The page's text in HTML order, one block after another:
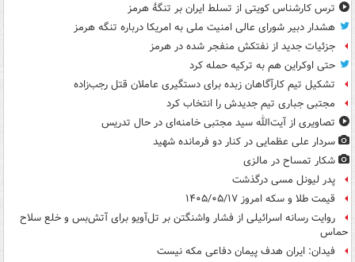
ترس کارشناس کویتی از تسلط ایران بر تنگۀ هرمز
هشدار دبیر شورای عالی امنیت ملی به امریکا درباره تنگه هرمز
جزئیات جدید از نفتکش منفجر شده در هرمز
حتی اوکراین هم به ترکیه حمله کرد
تشکیل تیم کارآگاهان زبده برای دستگیری عاملان قتل رجب‌زاده
مجتبی جباری تیم جدیدش را انتخاب کرد
تصاویری از آیت‌الله سید مجتبی خامنه‌ای در حال تدریس
سردار علی عظمایی در کنار دو فرمانده شهید
شکار تمساح در مالزی
پدر لیونل مسی درگذشت
قیمت طلا و سکه امروز ۱۴۰۵/۰۵/۱۷
روایت رسانه اسرائیلی از فشار واشنگتن بر تل‌آویو برای آتش‌بس و خلع سلاح
حماس
فیدان: ایران هدف پیمان دفاعی مکه نیست